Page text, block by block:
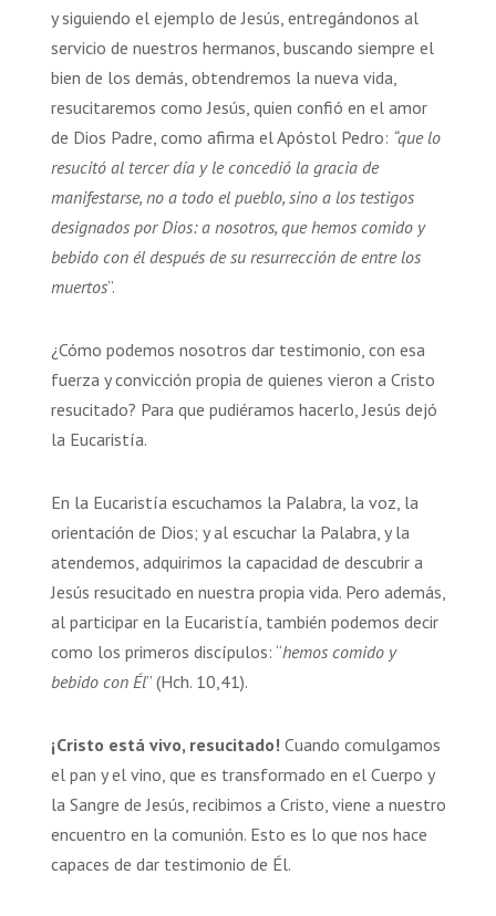
y siguiendo el ejemplo de Jesús, entregándonos al
servicio de nuestros hermanos, buscando siempre el
bien de los demás, obtendremos la nueva vida,
resucitaremos como Jesús, quien confió en el amor
de Dios Padre, como afirma el Apóstol Pedro: “que lo
resucitó al tercer día y le concedió la gracia de
manifestarse, no a todo el pueblo, sino a los testigos
designados por Dios: a nosotros, que hemos comido y
bebido con él después de su resurrección de entre los
muertos”.
¿Cómo podemos nosotros dar testimonio, con esa
fuerza y convicción propia de quienes vieron a Cristo
resucitado? Para que pudiéramos hacerlo, Jesús dejó
la Eucaristía.
En la Eucaristía escuchamos la Palabra, la voz, la
orientación de Dios; y al escuchar la Palabra, y la
atendemos, adquirimos la capacidad de descubrir a
Jesús resucitado en nuestra propia vida. Pero además,
al participar en la Eucaristía, también podemos decir
como los primeros discípulos: “hemos comido y
bebido con Él” (Hch. 10,41).
¡Cristo está vivo, resucitado! Cuando comulgamos
el pan y el vino, que es transformado en el Cuerpo y
la Sangre de Jesús, recibimos a Cristo, viene a nuestro
encuentro en la comunión. Esto es lo que nos hace
capaces de dar testimonio de Él.